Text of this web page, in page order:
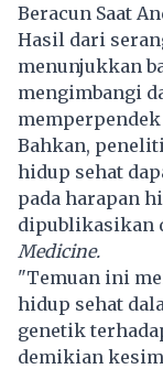
Beracun Saat
Hasil dari
menunjukkan
mengimbangi
memperpendek
Bahkan,
hidup sehat
pada harapan
dipublikasikan
Medicine.
"Temuan ini
hidup sehat
genetik
demikian